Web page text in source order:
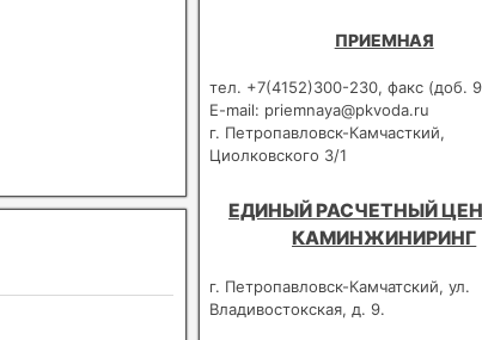
ПРИЕМНАЯ
тел. +7(4152)300-230, факс (доб.
E-mail: priemnaya@pkvoda.ru
г. Петропавловск-Камчасткий,
Циолковского 3/1
ЕДИНЫЙ РАСЧЕТНЫЙ
КАМИНЖИНИРИНГ
г. Петропавловск-Камчатский, ул.
Владивостокская, д. 9.